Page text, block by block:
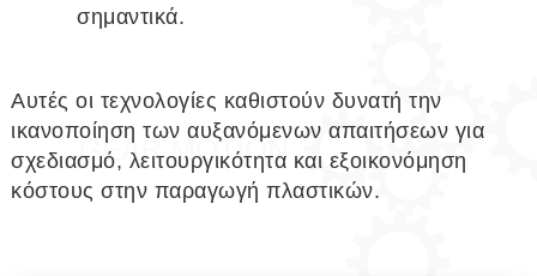
σημαντικά.
Αυτές οι τεχνολογίες καθιστούν δυνατή την
ικανοποίηση των αυξανόμενων απαιτήσεων για
σχεδιασμό, λειτουργικότητα και εξοικονόμηση
κόστους στην παραγωγή πλαστικών.